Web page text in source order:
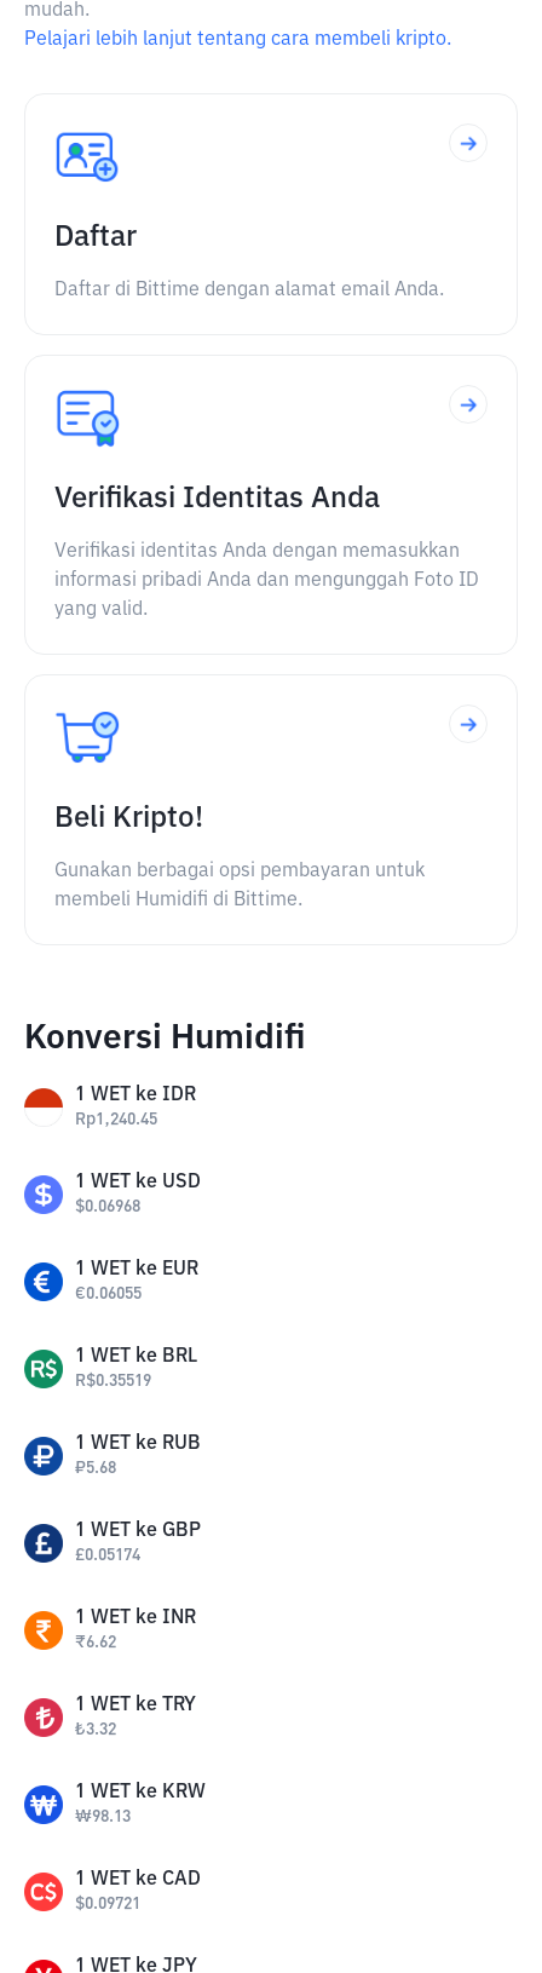
mudah.
Pelajari lebih lanjut tentang cara membeli kripto.
Daftar
Daftar di Bittime dengan alamat email Anda.
Verifikasi Identitas Anda
Verifikasi identitas Anda dengan memasukkan
informasi pribadi Anda dan mengunggah Foto ID
yang valid.
Beli Kripto!
Gunakan berbagai opsi pembayaran untuk
membeli Humidifi di Bittime.
Konversi Humidifi
1 WET ke IDR
Rp1,240.45
1 WET ke USD
$0.06968
1 WET ke EUR
€0.06055
1 WET ke BRL
R$0.35519
1 WET ke RUB
₽5.68
1 WET ke GBP
£0.05174
1 WET ke INR
₹6.62
1 WET ke TRY
₺3.32
1 WET ke KRW
₩98.13
1 WET ke CAD
$0.09721
1 WET ke JPY